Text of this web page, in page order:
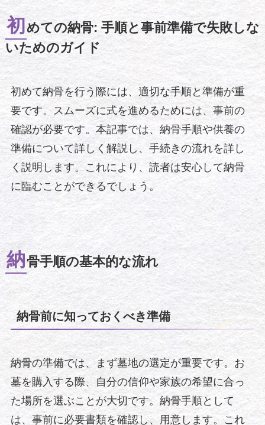
初 めての納骨: 手順と事前準備で失敗しな
いためのガイド
初めて納骨を行う際には、適切な手順と準備が重
要です。スムーズに式を進めるためには、事前の
確認が必要です。本記事では、納骨手順や供養の
準備について詳しく解説し、手続きの流れを詳し
く説明します。これにより、読者は安心して納骨
に臨むことができるでしょう。
納骨手順の基本的な流れ
納骨前に知っておくべき準備
納骨の準備では、まず墓地の選定が重要です。お
墓を購入する際、自分の信仰や家族の希望に合っ
た場所を選ぶことが大切です。納骨手順として
は、事前に必要書類を確認し、用意します。これ